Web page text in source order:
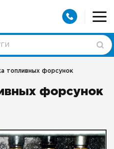
топливных форсунок
форсунок